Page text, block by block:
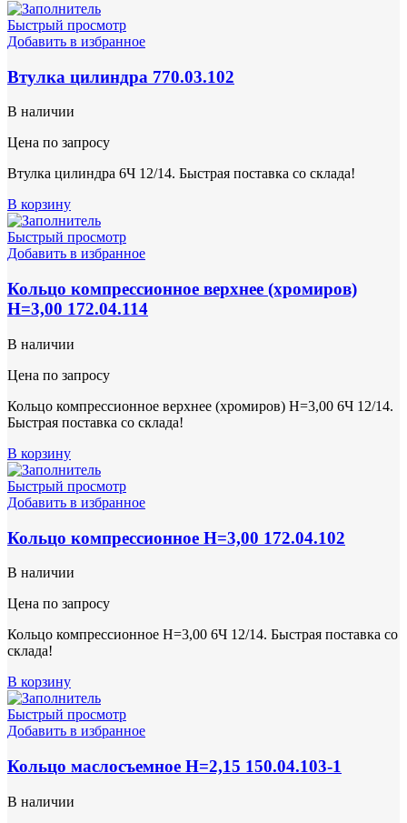
Быстрый просмотр
Добавить в избранное
Втулка цилиндра 770.03.102
В наличии
Цена по запросу
Втулка цилиндра 6Ч 12/14. Быстрая поставка со склада!
В корзину
Быстрый просмотр
Добавить в избранное
Кольцо компрессионное верхнее (хромиров)
Н=3,00 172.04.114
В наличии
Цена по запросу
Кольцо компрессионное верхнее (хромиров) Н=3,00 6Ч 12/14.
Быстрая поставка со склада!
В корзину
Быстрый просмотр
Добавить в избранное
Кольцо компрессионное Н=3,00 172.04.102
В наличии
Цена по запросу
Кольцо компрессионное Н=3,00 6Ч 12/14. Быстрая поставка со
склада!
В корзину
Быстрый просмотр
Добавить в избранное
Кольцо маслосъемное Н=2,15 150.04.103-1
В наличии